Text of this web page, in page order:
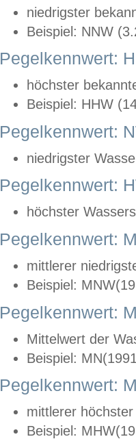
niedrigster
Beispiel: NNW
Pegelkennwert:
höchster
Beispiel: HHW
Pegelkennwert:
niedrigster
Pegelkennwert:
höchster
Pegelkennwert:
mittlerer
Beispiel:
Pegelkennwert:
Mittelwert der
Beispiel:
Pegelkennwert:
mittlerer
Beispiel: